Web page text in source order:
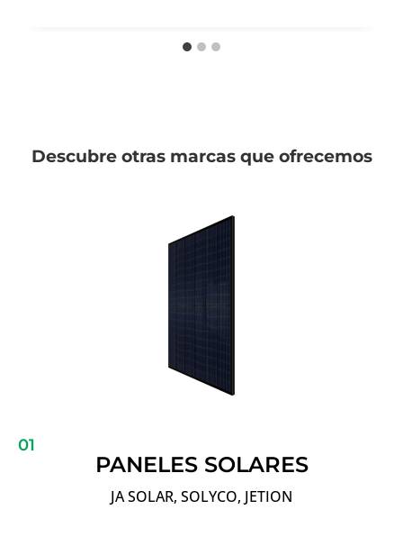
Descubre otras marcas que ofrecemos
01
PANELES SOLARES
JA SOLAR, SOLYCO, JETION